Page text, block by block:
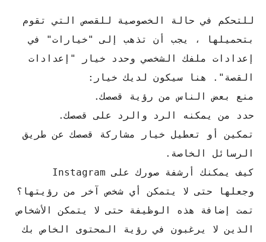
للتحكم في حالة الخصوصية للقصص التي تقوم
بتحميلها ، يجب أن تذهب إلى "خيارات" في
إعدادات ملفك الشخصي وحدد خيار "إعدادات
القصة". هنا سيكون لديك خيار:
منع بعض الناس من رؤية قصصك.
حدد من يمكنه الرد والرد على قصصك.
تمكين أو تعطيل خيار مشاركة قصصك عن طريق
الرسائل الخاصة.
كيف يمكنك أرشفة صورك على Instagram
وجعلها حتى لا يتمكن أي شخص آخر من رؤيتها؟
تمت إضافة هذه الوظيفة حتى لا يتمكن الأشخاص
الذين لا يرغبون في رؤية المحتوى الخاص بك